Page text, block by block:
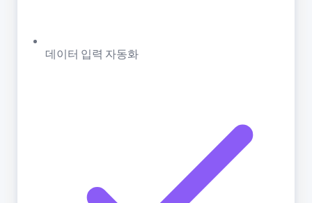
데이터 입력 자동화